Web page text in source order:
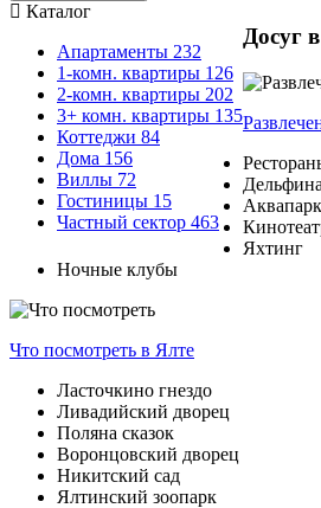
Каталог
Апартаменты 232
1-комн. квартиры 126
2-комн. квартиры 202
3+ комн. квартиры 135
Коттеджи 84
Дома 156
Виллы 72
Гостиницы 15
Частный сектор 463
Досуг
Яхтинг
Ночные клубы
Что посмотреть в Ялте
Ласточкино гнездо
Ливадийский дворец
Поляна сказок
Воронцовский дворец
Никитский сад
Ялтинский зоопарк